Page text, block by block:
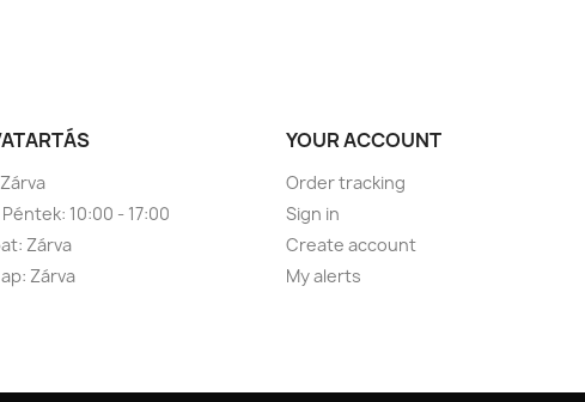
10:00 - 17:00
Zárva
Zárva
YOUR ACCOUNT
Order tracking
Sign in
Create account
My alerts